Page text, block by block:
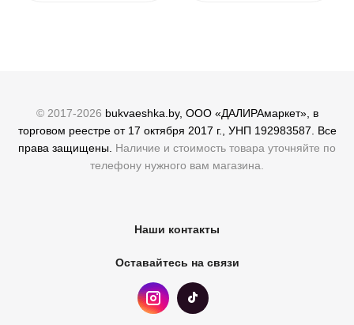
© 2017-2026 bukvaeshka.by, ООО «ДАЛИРАмаркет», в
торговом реестре от 17 октября 2017 г., УНП 192983587. Все
права защищены. Наличие и стоимость товара уточняйте по
телефону нужного вам магазина.
Наши контакты
Оставайтесь на связи